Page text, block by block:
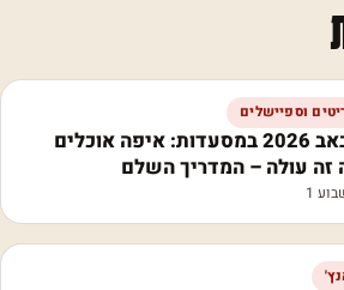
וספיישלים
ט"ו באב 2026 במסעדות: איפה אוכלים
זה עולה – המדריך השלם
1